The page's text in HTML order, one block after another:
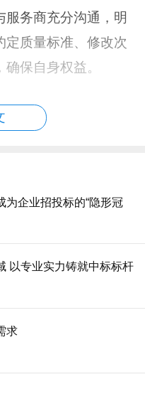
服务商充分沟通，明
定质量标准、修改次
保自身权益。
业服务，费用与质量
性价比最高的服务，
标概率和投资回
今天，选择专业、
发展增添一份保
为企业招投标的“隐形冠
以专业实力铸就中标标杆
求